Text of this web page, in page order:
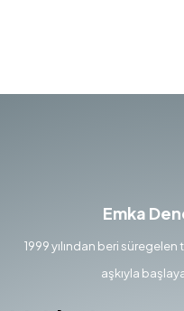
Emka
1999 yılından beri
aşkıyla